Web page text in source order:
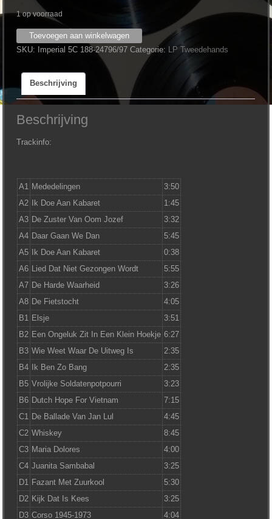
1 op voorraad
Neerlands
Hoop
Bange
Dagen
‎–
Weerzien
Panama
Toevoegen aan winkelwagen
SKU:
Imperial 5C 188-24796/97 Categorie: LP Tweedehands
Beschrijving
Beschrijving
Trackinfo:
A1 Mededelingen
3:50
A2
Ik Doe Aan Kabaret
1:45
A3 De Zuster Van Oom Jozef
3:32
A4 Daar Gaan We Dan
5:45
A5
Ik Doe Aan Kabaret
0:38
A6
Lied Dat Niet Gezongen Wordt
5:55
A7 De Harde Waarheid
3:26
A8 De Fietstocht
4:05
B1
Elsje
3:51
B2 Een Ongeluk Zit In Een Klein Hoekje 6:27
B3 Wie Weet Waar De Uitweg Is
2:35
B4
Ik Ben Zo Bang
2:35
B5 Vrolijke Soldatenpotpourri
3:23
B6 Dutch Hope For Vietnam
7:15
C1
De Ballade Van Jan Lul
4:45
C2 Whiskey
8:45
C3 Maria Dolores
4:00
C4 Juanita Sambabal
3:25
D1
Fazant Met Zuurkool
5:30
D2 Kijk Dat Is Kees
3:25
D3 Corso 1945-1973
4:04